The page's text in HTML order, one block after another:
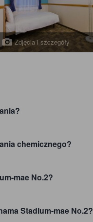
Zdjęcia i szczegóły
chemicznego?
mae No.2?
Stadium-mae No.2?